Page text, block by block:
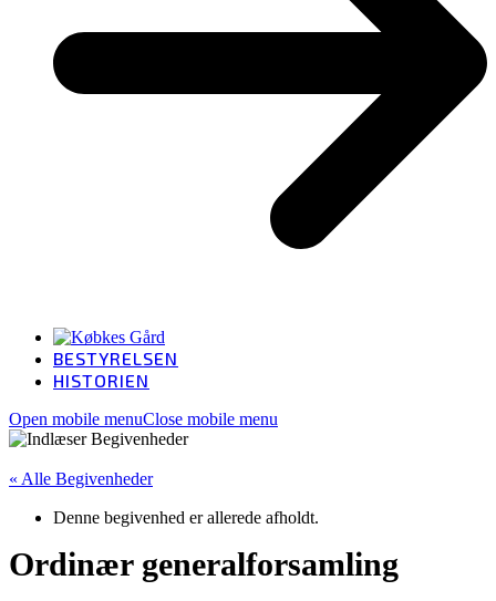
BESTYRELSEN
HISTORIEN
Open mobile menuClose mobile menu
« Alle Begivenheder
Denne begivenhed er allerede afholdt.
Ordinær generalforsamling